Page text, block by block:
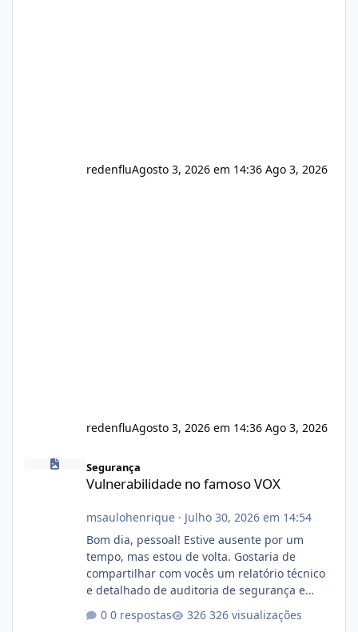
redenfluAgosto 3, 2026 em 14:36 Ago 3, 2026
redenfluAgosto 3, 2026 em 14:36 Ago 3, 2026
Vulnerabilidade no famoso VOX
Segurança
Vulnerabilidade no famoso VOX
msaulohenrique· Julho 30, 2026 em 14:54
Bom dia, pessoal! Estive ausente por um
tempo, mas estou de volta. Gostaria de
compartilhar com vocês um relatório técnico
e detalhado de auditoria de segurança e
conformidade referente ao VOXPANEL (versão
atualmente em circulação e comercialização
0 respostas 326 visualizações